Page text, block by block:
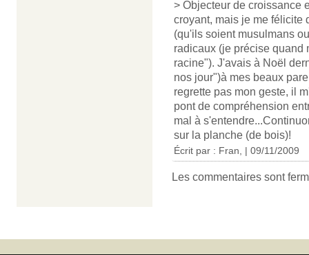
> Objecteur de croissance
croyant, mais je me félicite
(qu'ils soient musulmans
radicaux (je précise quand
racine"). J'avais à Noël
nos jour")à mes beaux
regrette pas mon geste, il
pont de compréhension
mal à
sur la planche (de bois)!
Écrit par : Fran, | 09/11/2009
Les commentaires sont